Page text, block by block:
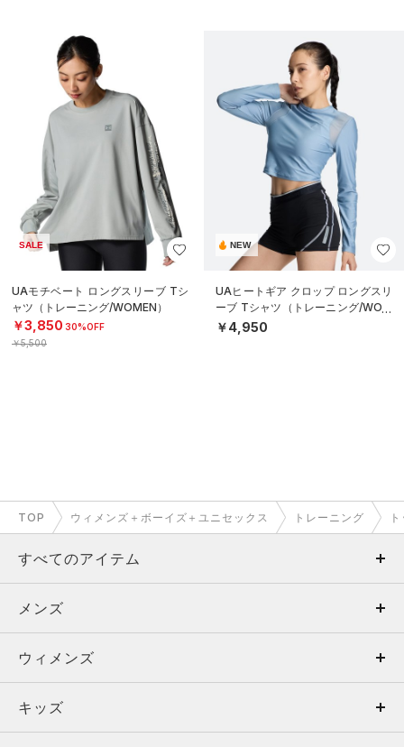
SALE
UAモチベート ロングスリーブ Tシ
ャツ（トレーニング/WOMEN）
￥3,850 30%OFF
￥5,500
NEW
UAヒートギア クロップ ロングスリ
ーブ Tシャツ（トレーニング/WOM
EN）
￥4,950
TOP ウィメンズ＋ボーイズ＋ユニセックス トレーニング
すべてのアイテム
メンズ
ウィメンズ
キッズ
メンズ
トップス
ボトムス
ウィメンズ
トップス
キッズ